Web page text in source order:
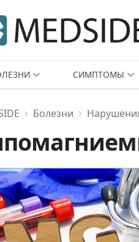
СИМПТОМЫ
Болезни